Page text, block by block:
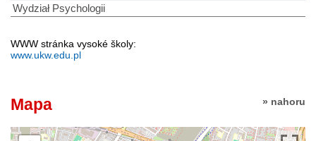
Wydział Psychologii
WWW stránka vysoké školy:
www.ukw.edu.pl
» nahoru
Mapa